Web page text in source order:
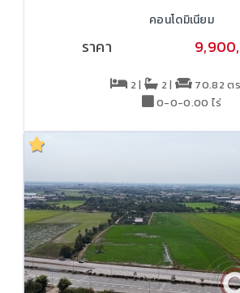
คอนโดมิเนียม
ราคา
2 | 2 |
70.82 ต
0-0-0.00 ไร่